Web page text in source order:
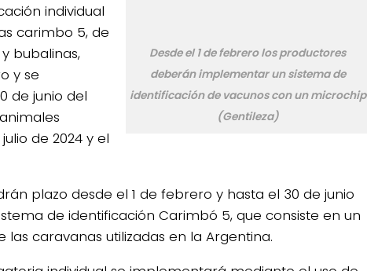
Desde el 1 de febrero los productores
deberán implementar un sistema de
identificación de vacunos con un microchip
(Gentileza)
individual
carimbo 5, de
bubalinas,
y se
de junio del
de 2024 y el
plazo desde el 1 de febrero y hasta el 30 de junio
de identificación Carimbó 5, que consiste en un
las caravanas utilizadas en la Argentina.